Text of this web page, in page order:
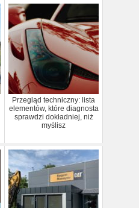
Przegląd techniczny: lista
elementów, które diagnosta
sprawdzi dokładniej, niż
myślisz